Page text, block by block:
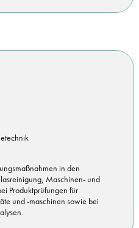
in den
Maschinen- und
Produktprüfungen für
und -maschinen sowie bei